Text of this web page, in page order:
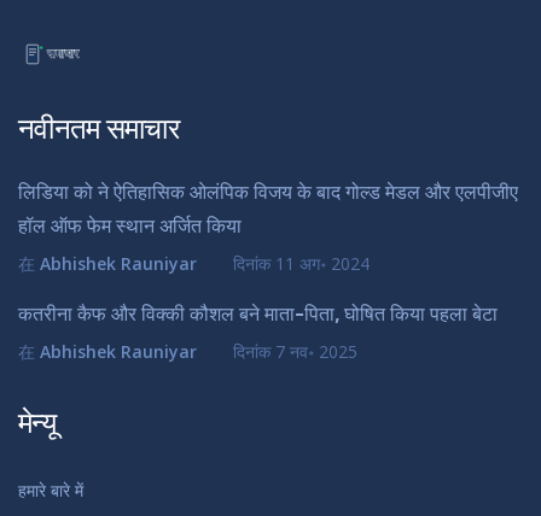
नवीनतम समाचार
लिडिया को ने ऐतिहासिक ओलंपिक विजय के बाद गोल्ड मेडल और एलपीजीए
हॉल ऑफ फेम स्थान अर्जित किया
在 Abhishek Rauniyar दिनांक 11 अग॰ 2024
कतरीना कैफ और विक्की कौशल बने माता-पिता, घोषित किया पहला बेटा
在 Abhishek Rauniyar दिनांक 7 नव॰ 2025
मेन्यू
हमारे बारे में